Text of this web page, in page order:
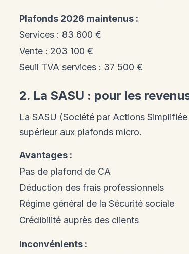
Plafonds 2026 maintenus :
Services : 83 600 €
Vente : 203 100 €
Seuil TVA services : 37 500 €
2. La SASU : pour les
La SASU (Société par Actions
supérieur aux plafonds micro.
Avantages :
Pas de plafond de CA
Déduction des frais professionnels
Régime général de la Sécurité sociale
Crédibilité auprès des clients
Inconvénients :